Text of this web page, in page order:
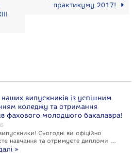
практикуму 2017!
наших випускників із успішним
коледжу та отримання
фахового молодшого бакалавра!
Сьогодні ви офіційно
навчання та отримуєте дипломи …
»